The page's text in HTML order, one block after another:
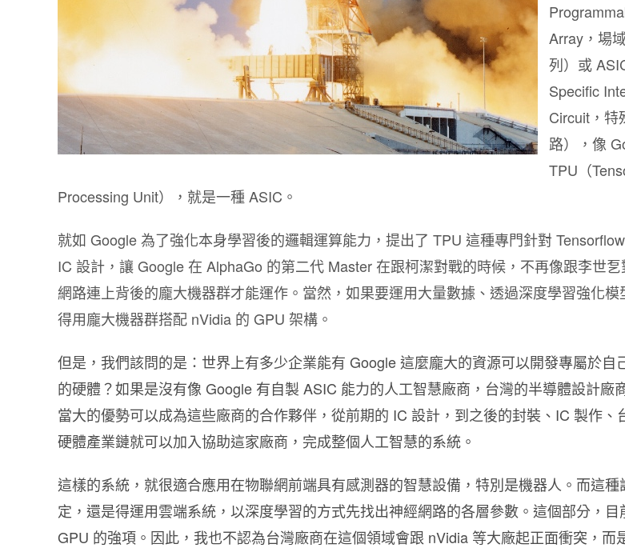
Array，場
列）或
Specific
Circuit，特
路），像
TPU（
Processing Unit），就是一種 ASIC。
就如 Google 為了強化本身學習後的邏輯運算能力，提出了 TPU 這種專門針對
IC 設計，讓 Google 在 AlphaGo 的第二代 Master 在跟柯潔對戰的時候，不再像跟李世
網路連上背後的龐大機器群才能運作。當然，如果要運用大量數據、透過深度學習強化模
得用龐大機器群搭配 nVidia 的 GPU 架構。
但是，我們該問的是：世界上有多少企業能有 Google 這麼龐大的資源可以開發專屬於自
的硬體？如果是沒有像 Google 有自製 ASIC 能力的人工智慧廠商，台灣的半導體設計廠
當大的優勢可以成為這些廠商的合作夥伴，從前期的 IC 設計，到之後的封裝、IC 製作、
硬體產業鏈就可以加入協助這家廠商，完成整個人工智慧的系統。
這樣的系統，就很適合應用在物聯網前端具有感測器的智慧設備，特別是機器人。而這種
定，還是得運用雲端系統，以深度學習的方式先找出神經網路的各層參數。這個部分，目
GPU 的強項。因此，我也不認為台灣廠商在這個領域會跟 nVidia 等大廠起正面衝突，而